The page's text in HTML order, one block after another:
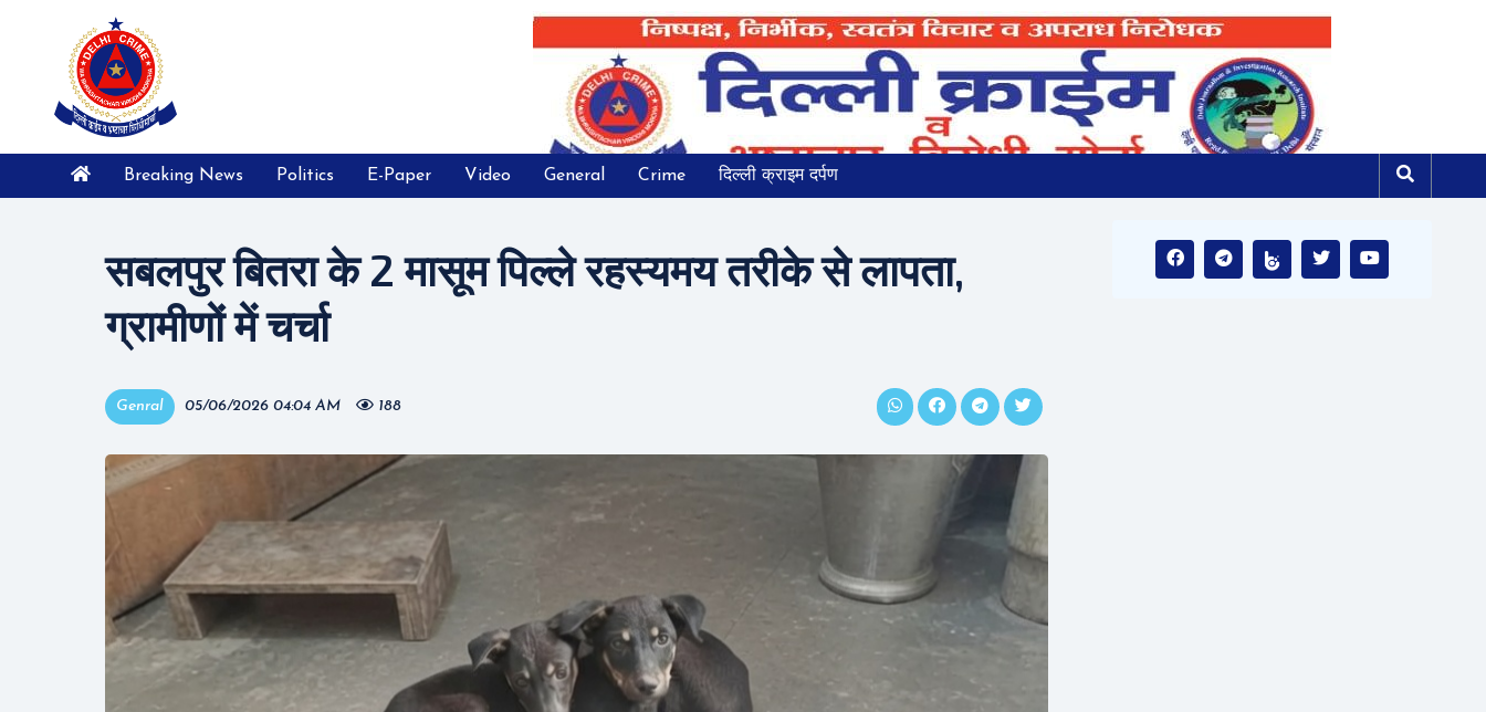
Breaking News Politics E-Paper Video General Crime दिल्ली क्राइम दर्पण
सबलपुर बितरा के 2 मासूम पिल्ले रहस्यमय तरीके से लापता,
ग्रामीणों में चर्चा
Genral 05/06/2026 04:04 AM 188